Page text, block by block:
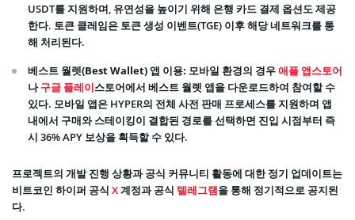
USDT를 지원하며, 유연성을 높이기 위해 은행 카드 결제 옵션도 제공
한다. 토큰 클레임은 토큰 생성 이벤트(TGE) 이후 해당 네트워크를 통
해 처리된다.
베스트 월렛(Best Wallet) 앱 이용: 모바일 환경의 경우애플 앱스토어
나구글 플레이스토어에서 베스트 월렛 앱을 다운로드하여 참여할 수
있다. 모바일 앱은 HYPER의 전체 사전 판매 프로세스를 지원하며 앱
내에서 구매와 스테이킹이 결합된 경로를 선택하면 진입 시점부터 즉
시 36% APY 보상을 획득할 수 있다.
프로젝트의 개발 진행 상황과 공식 커뮤니티 활동에 대한 정기 업데이트는
비트코인 하이퍼 공식 X계정과 공식 텔레그램을 통해 정기적으로 공지된
다.